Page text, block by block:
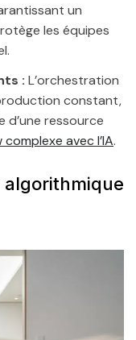
un
les équipes
: L’orchestration
constant,
d’une ressource
avec l’IA.